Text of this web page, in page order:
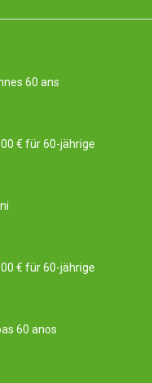
60 ans
€ für 60-jährige
€ für 60-jährige
60 anos